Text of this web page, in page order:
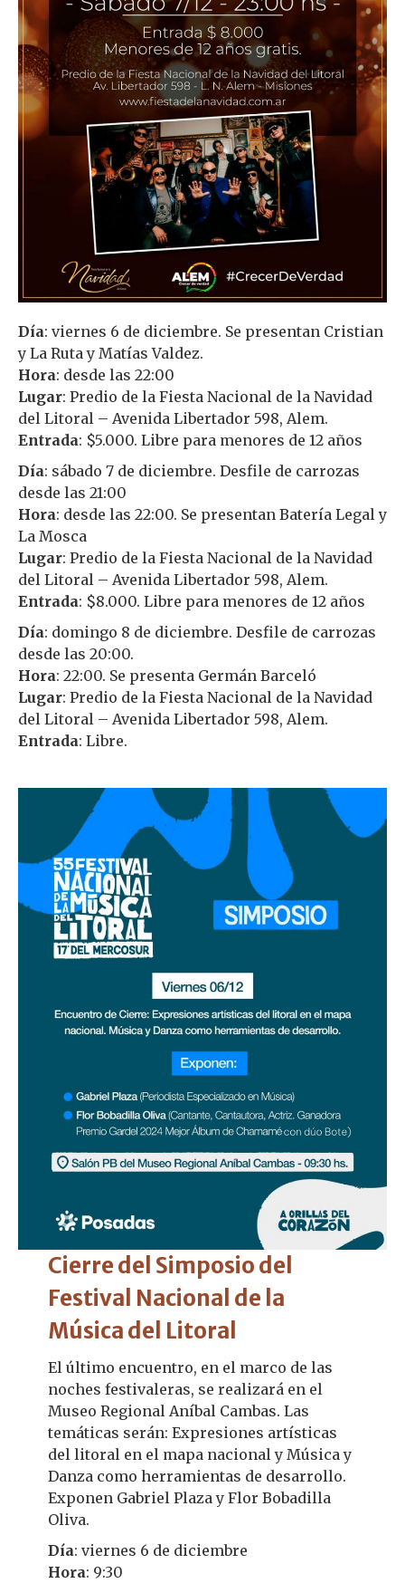
Día: viernes 6 de diciembre. Se presentan Cristian
y La Ruta y Matías Valdez.
Hora: desde las 22:00
Lugar: Predio de la Fiesta Nacional de la Navidad
del Litoral – Avenida Libertador 598, Alem.
Entrada: $5.000. Libre para menores de 12 años
Día: sábado 7 de diciembre. Desfile de carrozas
desde las 21:00
Hora: desde las 22:00. Se presentan Batería Legal y
La Mosca
Lugar: Predio de la Fiesta Nacional de la Navidad
del Litoral – Avenida Libertador 598, Alem.
Entrada: $8.000. Libre para menores de 12 años
Día: domingo 8 de diciembre. Desfile de carrozas
desde las 20:00.
Hora: 22:00. Se presenta Germán Barceló
Lugar: Predio de la Fiesta Nacional de la Navidad
del Litoral – Avenida Libertador 598, Alem.
Entrada: Libre.
Cierre del Simposio del
Festival Nacional de la
Música del Litoral
El último encuentro, en el marco de las
noches festivaleras, se realizará en el
Museo Regional Aníbal Cambas. Las
temáticas serán: Expresiones artísticas
del litoral en el mapa nacional y Música y
Danza como herramientas de desarrollo.
Exponen Gabriel Plaza y Flor Bobadilla
Oliva.
Día: viernes 6 de diciembre
Hora: 9:30